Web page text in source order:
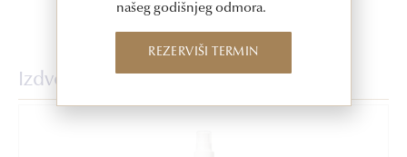
Izdvojeni proizvodi
našeg godišnjeg odmora.
REZERVIŠI TERMIN